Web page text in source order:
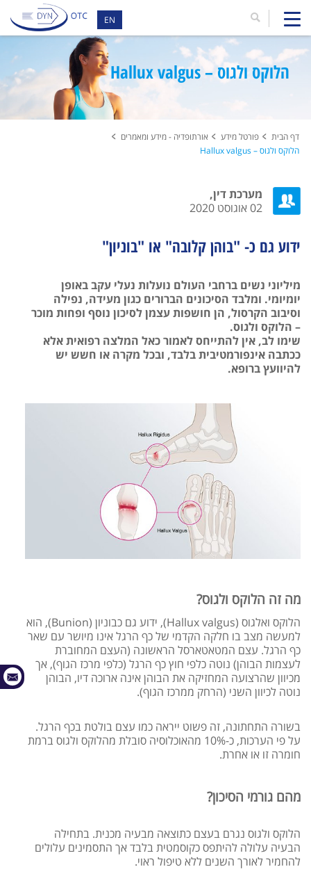
EN
הלוקס ולגוס – Hallux valgus
דף הבית פורטל מידע
אורתופדיה - מידע ומאמרים
הלוקס ולגוס – Hallux valgus
מערכת דין,
02 אוגוסט 2020
ידוע גם כ- "בוהן קלובה" או "בוניון"
מיליוני נשים ברחבי העולם נועלות נעלי עקב באופן
יומיומי. ומלבד הסיכונים הברורים כגון מעידה, נפילה
וסיבוב הקרסול, הן חושפות עצמן לסיכון נוסף ופחות מוכר
– הלוקס ולגוס.
שימו לב, אין להתייחס לאמור כאל המלצה רפואית אלא
ככתבה אינפורמטיבית בלבד, ובכל מקרה או חשש יש
להיוועץ ברופא.
מה זה הלוקס ולגוס?
הלוקס ואלגוס (Hallux valgus), ידוע גם כבוניון (Bunion), הוא
למעשה מצב בו חלקה הקדמי של כף הרגל אינו מיושר עם שאר
כף הרגל. עצם המטאטארסל הראשונה (העצם המחוברת
לעצמות הבוהן) נוטה כלפי חוץ כף הרגל (כלפי מרכז הגוף), אך
מכיוון שהרצועה המחזיקה את הבוהן אינה ארוכה דיו, הבוהן
נוטה לכיוון השני (הרחק ממרכז הגוף).
בשורה התחתונה, זה פשוט ייראה כמו עצם בולטת בכף הרגל.
על פי הערכות, כ-10% מהאוכלוסיה סובלת מהלוקס ולגוס ברמת
חומרה זו או אחרת.
מהם גורמי הסיכון?
הלוקס ולגוס נגרם בעצם כתוצאה מבעיה מכנית. בתחילה
הבעיה עלולה להיתפס כקוסמטית בלבד אך התסמינים עלולים
להחמיר לאורך השנים ללא טיפול ראוי.